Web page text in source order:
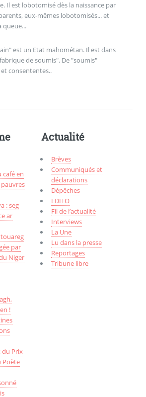
Il est lobotomisé dès la naissance par
eux-mêmes lobotomisés... et
queue...
est un Etat mahométan. Il est dans
de soumis". De "soumis"
consententes..
café en
: seg
ar
touareg
par
Niger
!
du Prix
Poète
Actualité
Brèves
Communiqués et
déclarations
Dépêches
EDITO
Fil de l’actualité
Interviews
La Une
Lu dans la presse
Reportages
Tribune libre